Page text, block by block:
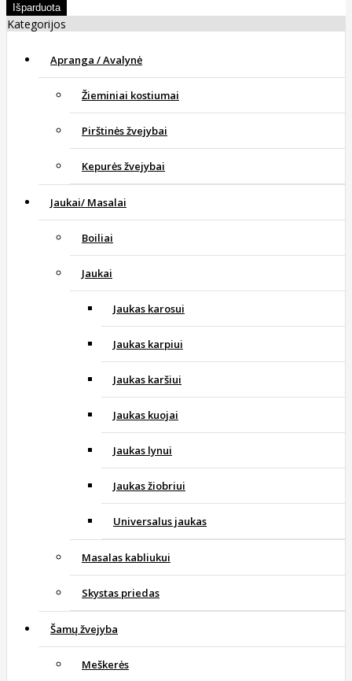
Kategorijos
Apranga / Avalynė
Žieminiai kostiumai
Pirštinės žvejybai
Kepurės žvejybai
Jaukai/ Masalai
Boiliai
Jaukai
Jaukas karosui
Jaukas karpiui
Jaukas karšiui
Jaukas kuojai
Jaukas lynui
Jaukas žiobriui
Universalus jaukas
Masalas kabliukui
Skystas priedas
Šamų žvejyba
Meškerės